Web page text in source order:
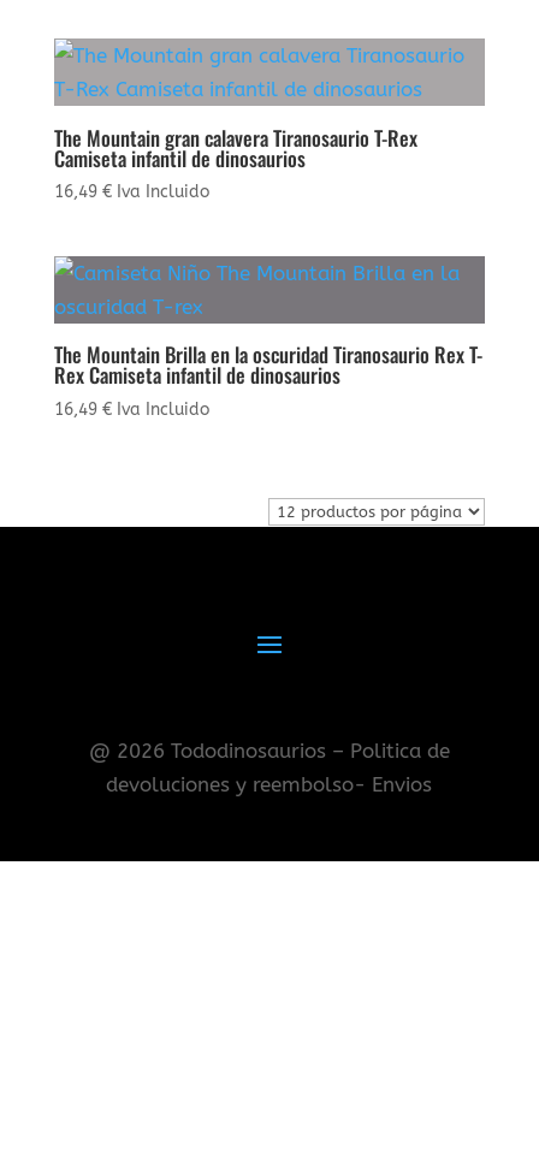
The Mountain gran calavera Tiranosaurio T-Rex
Camiseta infantil de dinosaurios
16,49 € Iva Incluido
The Mountain Brilla en la oscuridad Tiranosaurio Rex T-
Rex Camiseta infantil de dinosaurios
16,49 € Iva Incluido
@ 2026 Tododinosaurios – Politica de
devoluciones y reembolso- Envios